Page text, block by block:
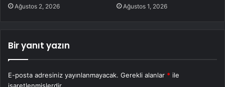
Ağustos 2, 2026 Ağustos 1, 2026
Bir yanıt yazın
E-posta adresiniz yayınlanmayacak. Gerekli alanlar * ile